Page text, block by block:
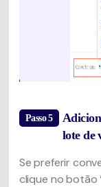
Passo 5
lote de
Se preferir
clique no botão